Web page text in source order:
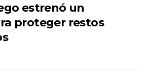
estrenó un
proteger restos